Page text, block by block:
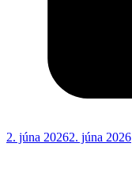
2. júna 20262. júna 2026